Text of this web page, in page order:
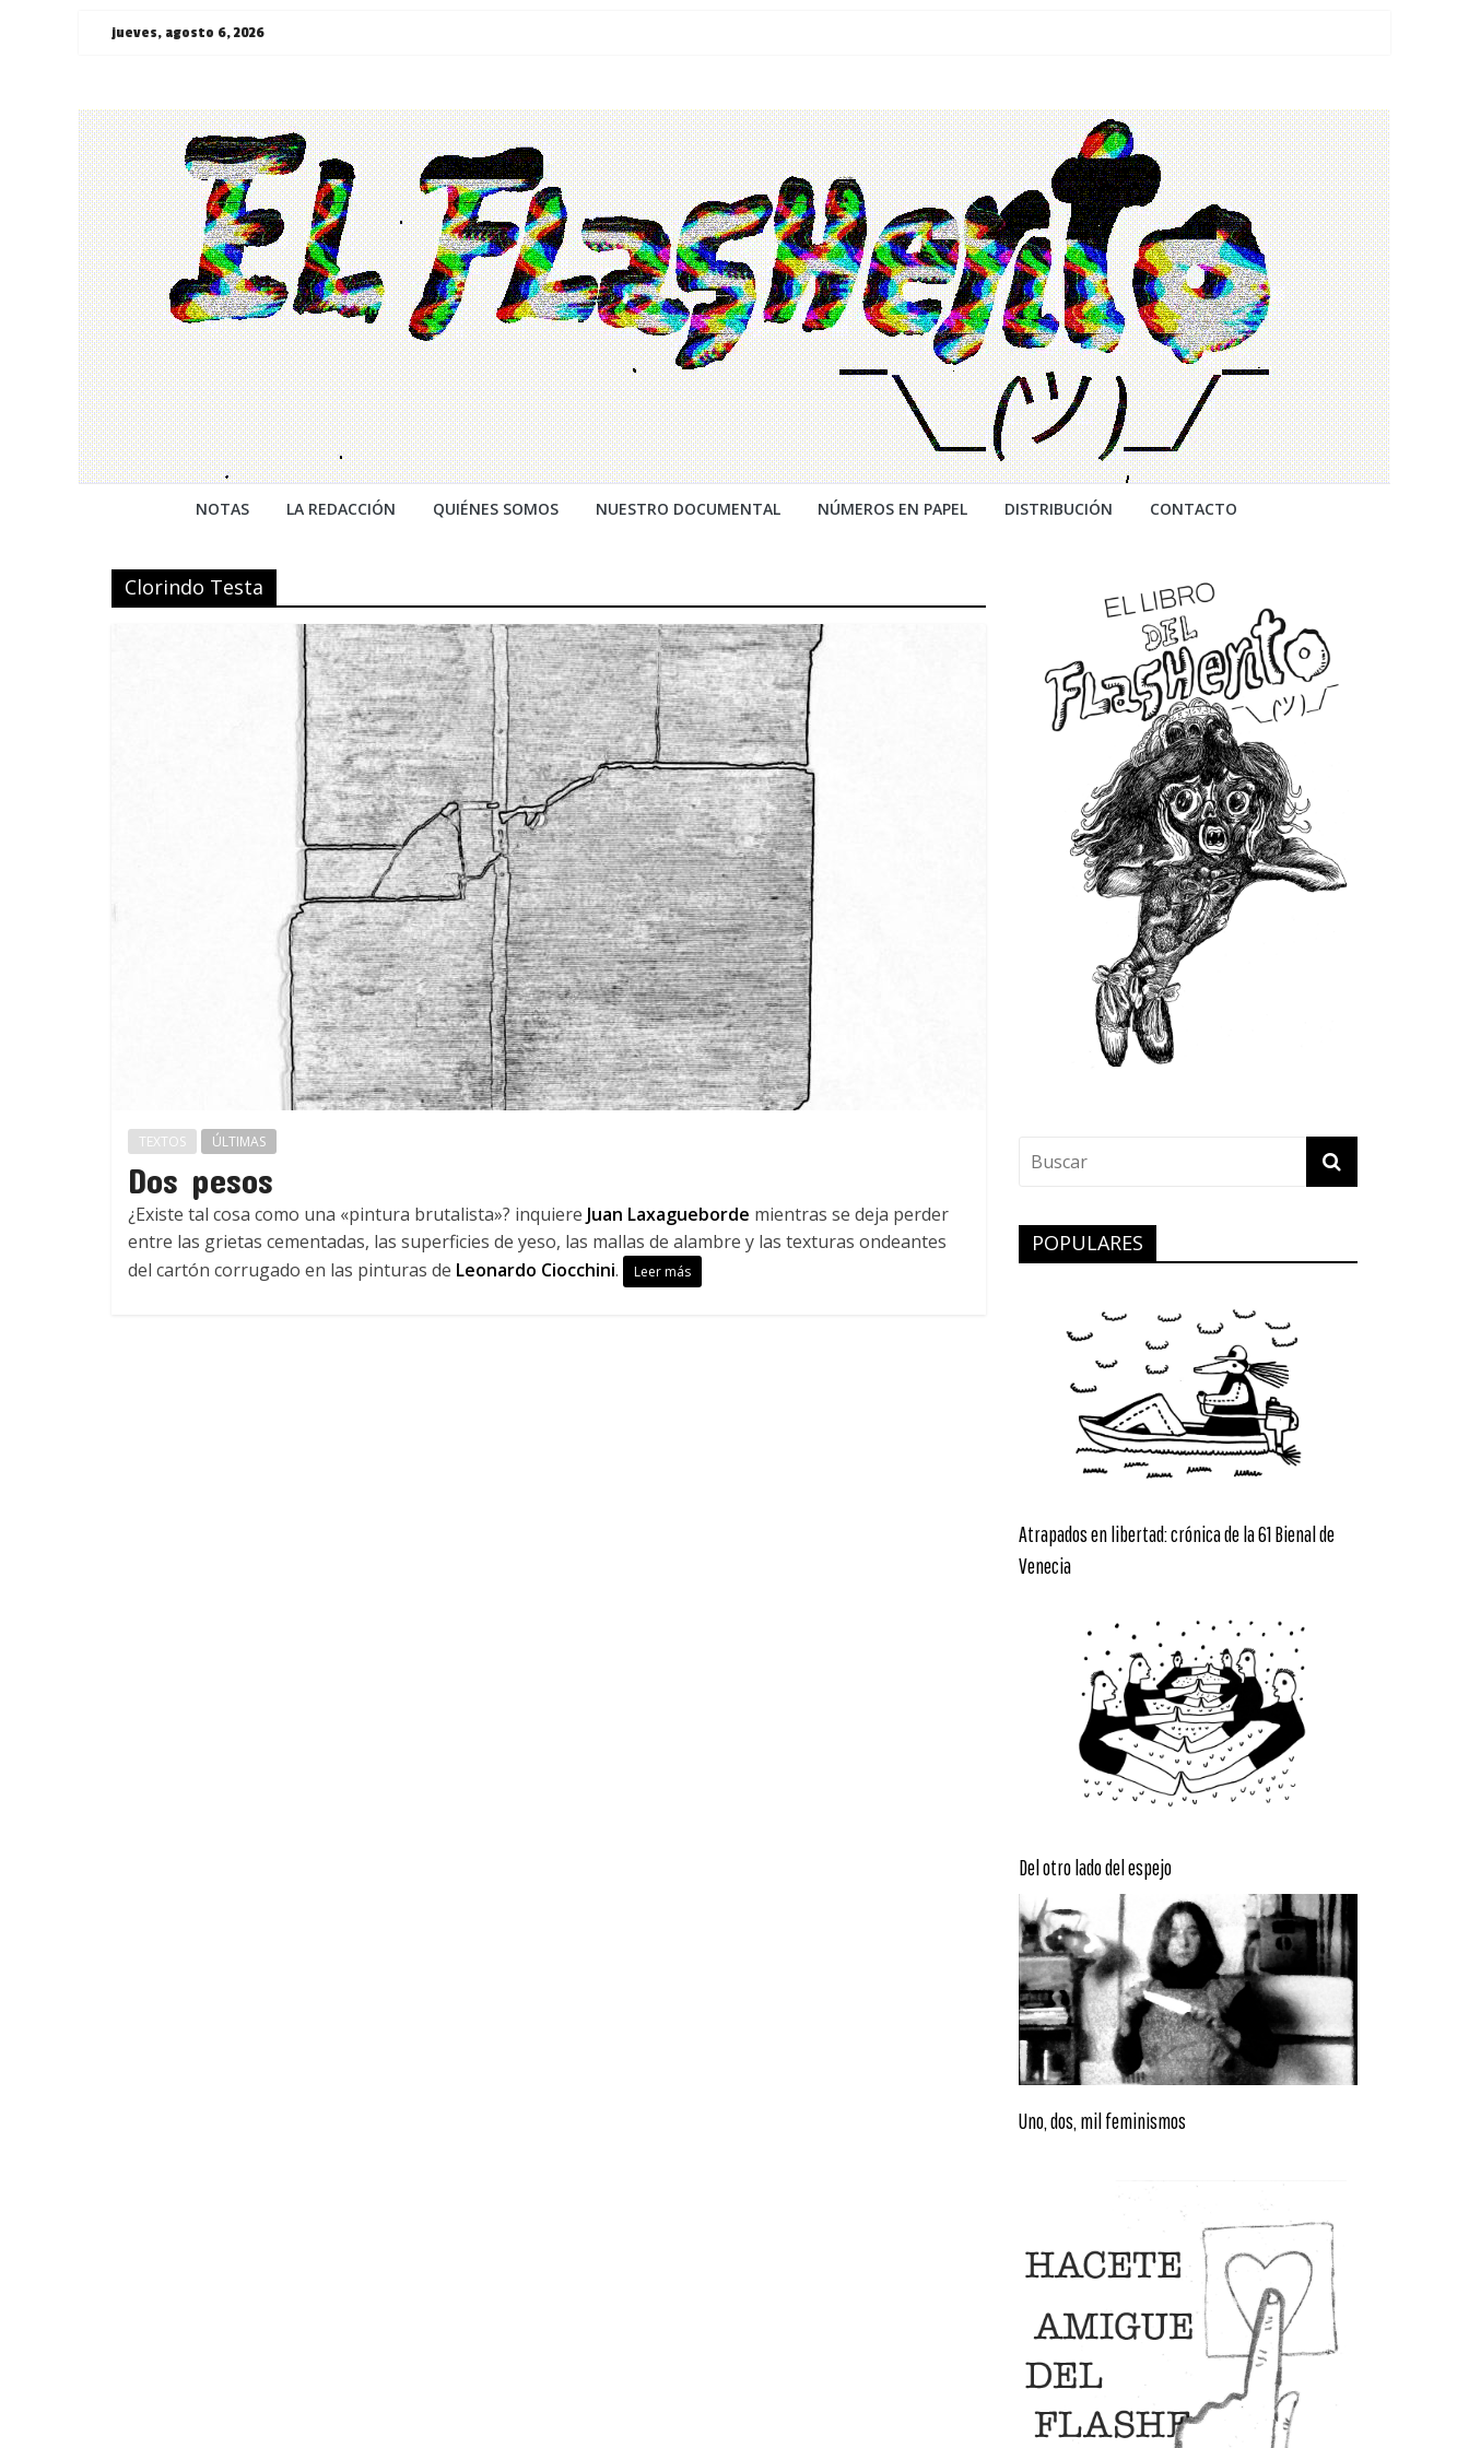
Saltarjueves, agosto 6, 2026
¯\_(ツ)_/
¯
NOTAS LA REDACCIÓN QUIÉNES SOMOS NUESTRO DOCUMENTAL NÚMEROS EN PAPEL DISTRIBUCIÓN CONTACTO
Clorindo Testa
TEXTOS ÚLTIMAS
Dos pesos
¿Existe tal cosa como una «pintura brutalista»? inquiere Juan Laxagueborde mientras se deja perder
entre las grietas cementadas, las superficies de yeso, las mallas de alambre y las texturas ondeantes
del cartón corrugado en las pinturas de Leonardo Ciocchini. Leer más
POPULARES
Atrapados en libertad: crónica de la 61 Bienal de
Venecia
Del otro lado del espejo
Uno, dos, mil feminismos